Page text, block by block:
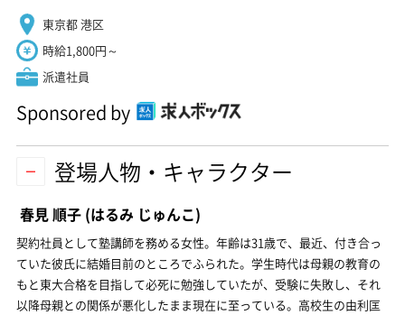
東京都 港区
時給1,800円～
派遣社員
Sponsored by
登場人物・キャラクター
春見 順子 (はるみ じゅんこ)
契約社員として塾講師を務める女性。年齢は31歳で、最近、付き合っ
ていた彼氏に結婚目前のところでふられた。学生時代は母親の教育の
もと東大合格を目指して必死に勉強していたが、受験に失敗し、それ
以降母親との関係が悪化したまま現在に至っている。高校生の由利匡